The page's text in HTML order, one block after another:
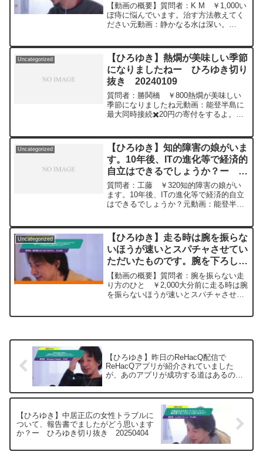
【動画の概要】質問者：K M ￥1,000い
ぼ痔に悩んでいます。治す方法教えてく
ださい元動画：静かなる水は深い。
ついて、一問一答形式にしてみま...
Uncategorized
【ひろゆき】熱燗が美味しい季節
になりましたねー ひろゆき切り
抜き 20240109
質問者：勝鬨橋 ￥800熱燗が美味しい
季節になりましたね元動画：能登半島に
最大同時接続✖️20円の寄付をするよ。ジ
https://www.youtube.com/watch?
v=n7GsXYHnvKI&t=8s*********************
*********************ひろゆきさんの動画
で、寄せられた質問について、一問一答
形式にしてみました。過去にこんな質問
してるかな？と気になったことがあれ
ば、下記のサイトから検索してみてくだ
さい。https://hiroyuki-ziten.com/できる
プロードしていきますので、使いやすい
と感じて頂けたら、いいね！やチャンネ
ル登録をよろしくお願いします。
Uncategorized
【ひろゆき】知的障害の娘がいま
す。10年後、ITの進化等で経済的
自立はできるでしょうか？ー ひ
ろゆき切り抜き 20240111
質問者：工藤 ￥320知的障害の娘がい
ます。10年後、ITの進化等で経済的自立
はできるでしょうか？元動画：能登半島
ら。2024/01/11 J22
https://www.youtube.com/watch?
v=1_qiOcWAC6A&t=8068s****************
**************************ひろゆきさんの動
画で、寄せられた質問について、一問一
答形式にしてみました。過去にこんな質
問してるかな？と気になったことがあれ
ば、下記のサイトから検索してみてくだ
だけ、多くの質問を今後も編集し、アッ
Uncategorized
【ひろゆき】走る時は腕を振らな
いほうが速いとスパチャさせてい
ただいたものです。腕を下ろした
まま手のひらが後ろを向くように
捻るだけ。やってみていただけな
いでしょうか。ー ひろゆき切り
【動画の概要】質問者：腕を振らない走
り方のひと ￥2,000大分前に走る時は腕
を振らないほうが速いとスパチャさせて
【ひろゆき】昨日のReHacQ配信で
ReHacQアプリが紹介されていました
が、あのアプリが成功する道はあるので
20250312
【ひろゆき】中居正広の女性トラブルに
ついて、報告書でましたがどう思います
か？ー ひろゆき切り抜き 20250404